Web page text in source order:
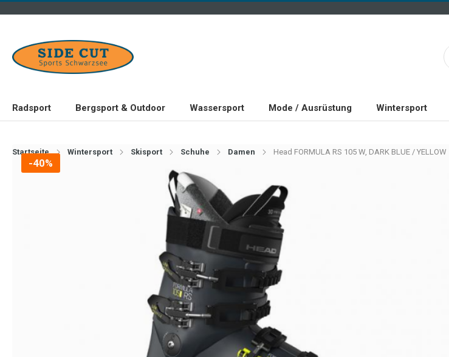
Radsport Bergsport & Outdoor Wassersport Mode / Ausrüstung Wintersport
Startseite Wintersport Skisport Schuhe Damen Head FORMULA RS 105 W, DARK BLUE / YELLOW
-40%